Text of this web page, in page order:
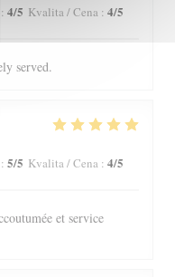
: 4/5 Kvalita / Cena : 4/5
served.
: 5/5 Kvalita / Cena : 4/5
et service